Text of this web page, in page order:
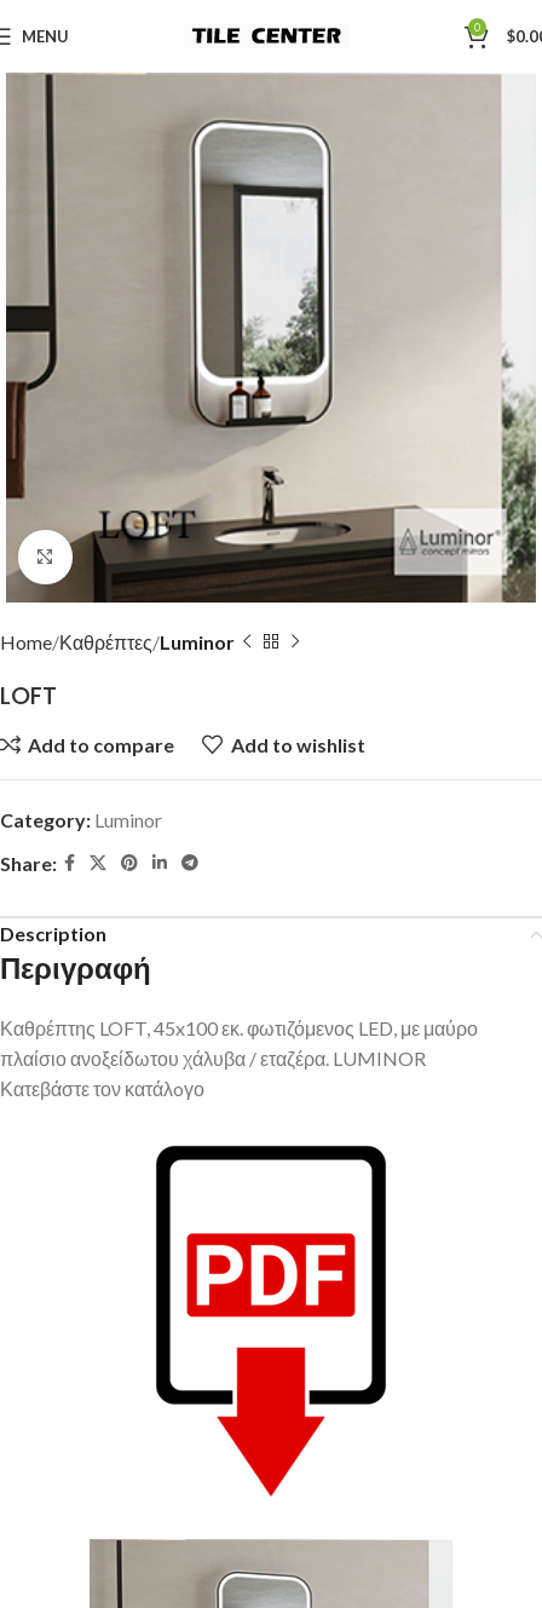
MENU 0 $
Click to enlarge
Home Καθρέπτες Luminor
LOFT
Add to compare Add to wishlist
Category: Luminor
Share:
Description
Περιγραφή
Καθρέπτης LOFT, 45x100 εκ. φωτιζόμενος LED, με μαύρο
πλαίσιο ανοξείδωτου χάλυβα / εταζέρα. LUMINOR
Κατεβάστε τον κατάλoγο